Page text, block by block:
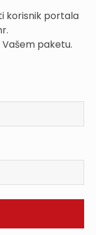
korisnik portala
paketu.